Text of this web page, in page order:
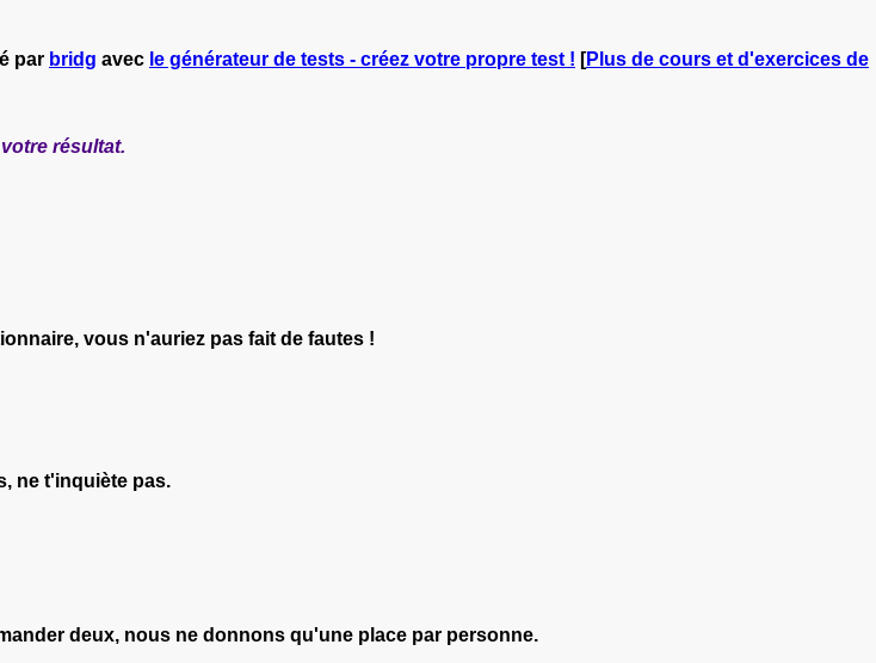
par bridg avec le générateur de tests - créez votre propre test ! [Plus de cours et d'exercices de
résultat.
vous n'auriez pas fait de fautes !
ne t'inquiète pas.
deux, nous ne donnons qu'une place par personne.